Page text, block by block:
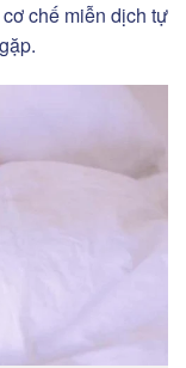
chế miễn dịch tự